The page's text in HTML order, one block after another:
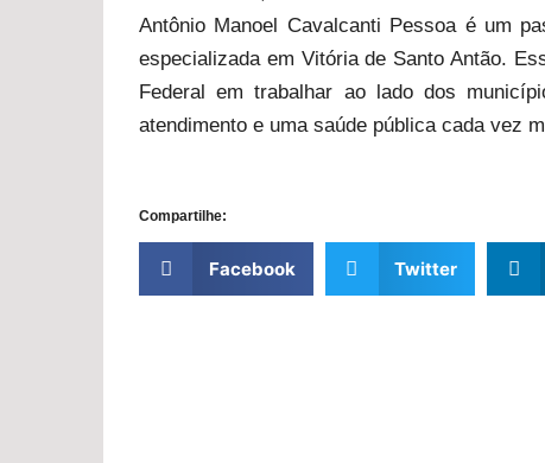
Antônio Manoel Cavalcanti Pessoa é um
especializada em Vitória de Santo Antão.
Federal em trabalhar ao lado dos
atendimento e uma saúde pública cada vez
Compartilhe:
Facebook Twitter